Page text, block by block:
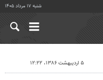
شنبه ۱۷ مرداد ۱۴۰۵
۵ اردیبهشت ۱۳۸۶، ۱۲:۲۲